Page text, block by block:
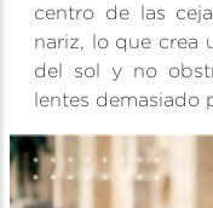
centro de las
nariz, lo que crea
del sol y no
lentes demasiado